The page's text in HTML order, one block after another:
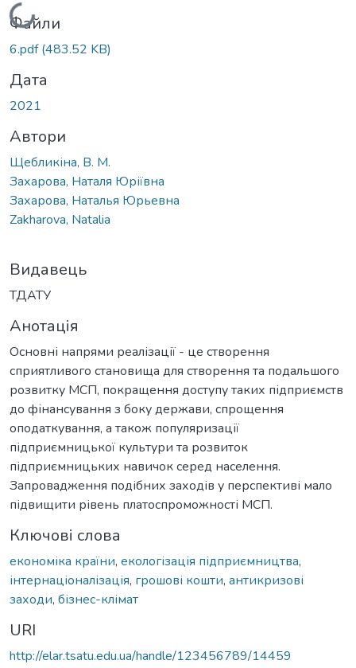
Вантажиться...
Файли
6.pdf(483.52 KB)
Дата
2021
Автори
Щебликіна, В. М.
Захарова, Наталя Юріївна
Захарова, Наталья Юрьевна
Zakharova, Natalia
Видавець
ТДАТУ
Анотація
Основні напрями реалізації - це створення
сприятливого становища для створення та подальшого
розвитку МСП, покращення доступу таких підприємств
до фінансування з боку держави, спрощення
оподаткування, а також популяризації
підприємницької культури та розвиток
підприємницьких навичок серед населення.
Запровадження подібних заходів у перспективі мало
підвищити рівень платоспроможності МСП.
Ключові слова
економіка країни, екологізація підприємництва,
інтернаціоналізація, грошові кошти, антикризові
заходи, бізнес-клімат
URI
http://elar.tsatu.edu.ua/handle/123456789/14459